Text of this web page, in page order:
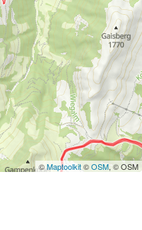
©Maptoolkit©OSM, © OSM